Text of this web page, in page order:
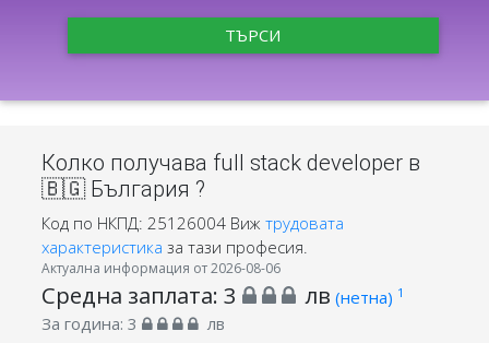
ТЪРСИ
Колко получава full stack developer в
🇧🇬 България ?
Код по НКПД: 25126004Виж трудовата
характеристика за тази професия.
Актуална информация от 2026-08-06
Средна заплата: 3 лв (нетна) 1
За година: 3 лв